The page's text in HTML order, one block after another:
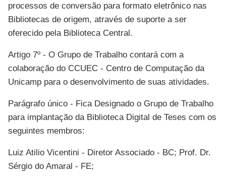
processos de conversão para formato eletrônico nas
Bibliotecas de origem, através de suporte a ser
oferecido pela Biblioteca Central.
Artigo 7º - O Grupo de Trabalho contará com a
colaboração do CCUEC - Centro de Computação da
Unicamp para o desenvolvimento de suas atividades.
Parágrafo único - Fica Designado o Grupo de Trabalho
para implantação da Biblioteca Digital de Teses com os
seguintes membros:
Luiz Atilio Vicentini - Diretor Associado - BC; Prof. Dr.
Sérgio do Amaral - FE;